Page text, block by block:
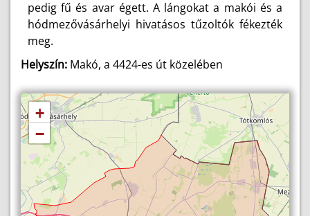
pedig fű és avar égett. A lángokat a makói és a
hódmezővásárhelyi hivatásos tűzoltók fékezték
meg.
Helyszín: Makó, a 4424-es út közelében
+
−